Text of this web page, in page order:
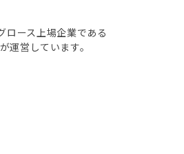
ロース上場企業である
営しています。